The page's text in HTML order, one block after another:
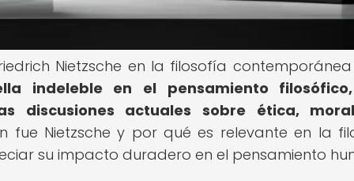
Nietzsche en la filosofía
indeleble en el pensamiento
discusiones actuales sobre ética,
fue Nietzsche y por qué es relevante en la
su impacto duradero en el pensamiento